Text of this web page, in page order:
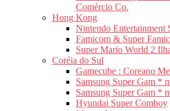
Comércio Co.
Hong Kong
Nintendo Entertainment
Famicom & Super
Super Mario World 2
Coréia do Sul
Gamecube : Coreano
Samsung Super Gam *
Samsung Super Gam *
Hyundai Super Comboy